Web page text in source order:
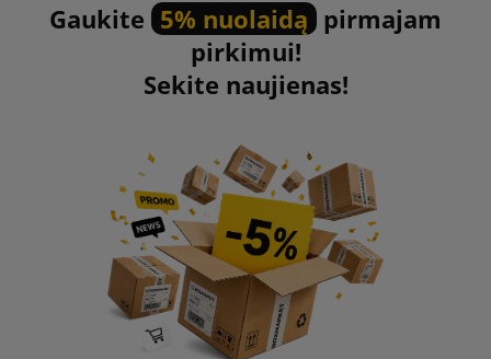
Gaukite 5% nuolaidą pirmajam
pirkimui!
Sekite naujienas!